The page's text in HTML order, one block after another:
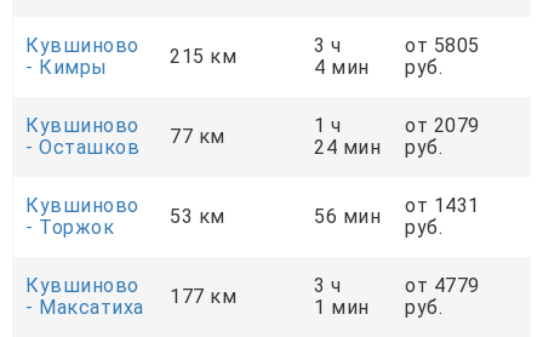
Кувшиново
- Кимры
215 км
3 ч
4 мин
от 5805
руб.
Кувшиново
- Осташков
77 км
1 ч
24 мин
от 2079
руб.
Кувшиново
- Торжок
53 км 56 мин
от 1431
руб.
Кувшиново
- Максатиха
177 км
3 ч
1 мин
от 4779
руб.